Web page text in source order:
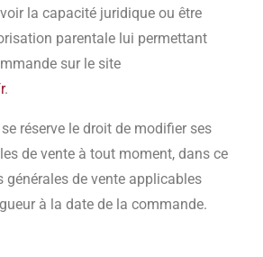
la capacité juridique ou être
parentale lui permettant
sur le site
.
réserve le droit de modifier ses
de vente à tout moment, dans ce
générales de vente applicables
à la date de la commande.